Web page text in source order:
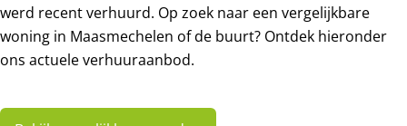
werd recent verhuurd. Op zoek naar een vergelijkbare
woning in Maasmechelen of de buurt? Ontdek hieronder
ons actuele verhuuraanbod.